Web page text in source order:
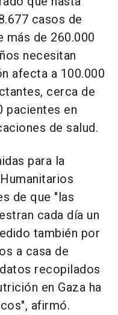
casos de
más de 260.000
necesitan
afecta a 100.000
cerca de
pacientes en
de salud.
para la
de que "las
cada día un
también por
a casa de
recopilados
en Gaza ha
afirmó.